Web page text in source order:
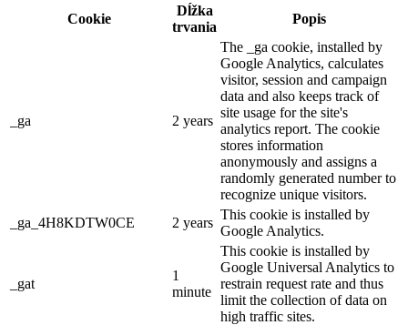
Cookie
Dĺžka
trvania
Popis
_ga 2 years
The _ga cookie, installed by
Google Analytics, calculates
visitor, session and campaign
data and also keeps track of
site usage for the site's
analytics report. The cookie
stores information
anonymously and assigns a
randomly generated number to
recognize unique visitors.
_ga_4H8KDTW0CE
2 years
This cookie is installed by
Google Analytics.
_gat
1
minute
This cookie is installed by
Google Universal Analytics to
restrain request rate and thus
limit the collection of data on
high traffic sites.